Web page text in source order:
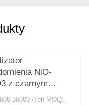
NiO-
z czarnym
15 mm
USD3000-30000 /Ton MOQ:1 KG